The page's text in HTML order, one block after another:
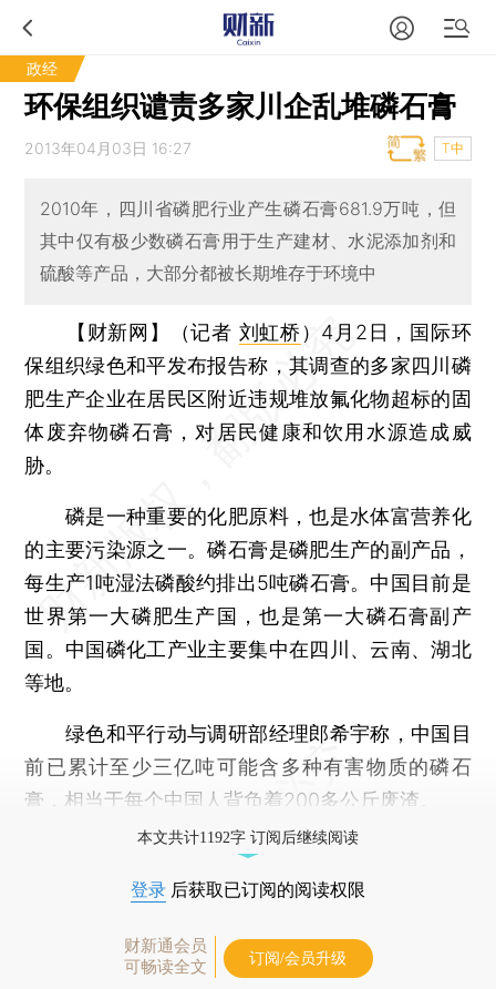
政经
环保组织谴责多家川企乱堆磷石膏
2013年04月03日 16:27 T中
2010年，四川省磷肥行业产生磷石膏681.9万吨，但
其中仅有极少数磷石膏用于生产建材、水泥添加剂和
硫酸等产品，大部分都被长期堆存于环境中
【财新网】（记者 刘虹桥 ） 4月2日，国际环
保组织绿色和平发布报告称，其调查的多家四川磷
肥生产企业在居民区附近违规堆放氟化物超标的固
体废弃物磷石膏，对居民健康和饮用水源造成威
胁。
磷是一种重要的化肥原料，也是水体富营养化
的主要污染源之一。磷石膏是磷肥生产的副产品，
每生产1吨湿法磷酸约排出5吨磷石膏。中国目前是
世界第一大磷肥生产国，也是第一大磷石膏副产
国。中国磷化工产业主要集中在四川、云南、湖北
等地。
绿色和平行动与调研部经理郎希宇称，中国目
前已累计至少三亿吨可能含多种有害物质的磷石
膏，相当于每个中国人背负着200多公斤废渣。
本文共计1192字 订阅后继续阅读
登录 后获取已订阅的阅读权限
财新通会员
可畅读全文
订阅/会员升级